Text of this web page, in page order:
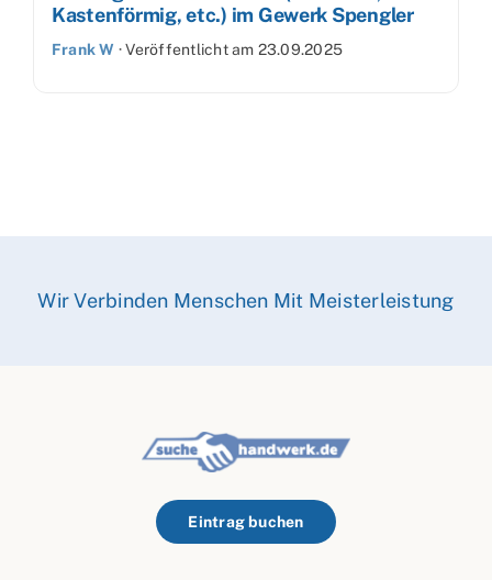
Kastenförmig, etc.) im Gewerk Spengler
Frank W ·Veröffentlicht am 23.09.2025
Wir Verbinden Menschen Mit Meisterleistung
Eintrag buchen